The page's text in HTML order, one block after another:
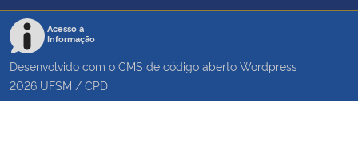
Acesso à
Informação
Desenvolvido com o CMS de código aberto Wordpress
2026 UFSM / CPD